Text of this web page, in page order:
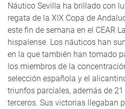
Náutico Sevilla ha brillado con
regata de la XIX Copa de
este fin de semana en el CEAR
hispalense. Los náuticos han
en la que también han tomado
los miembros de la
selección española y el
triunfos parciales, además de
terceros. Sus victorias llegaban